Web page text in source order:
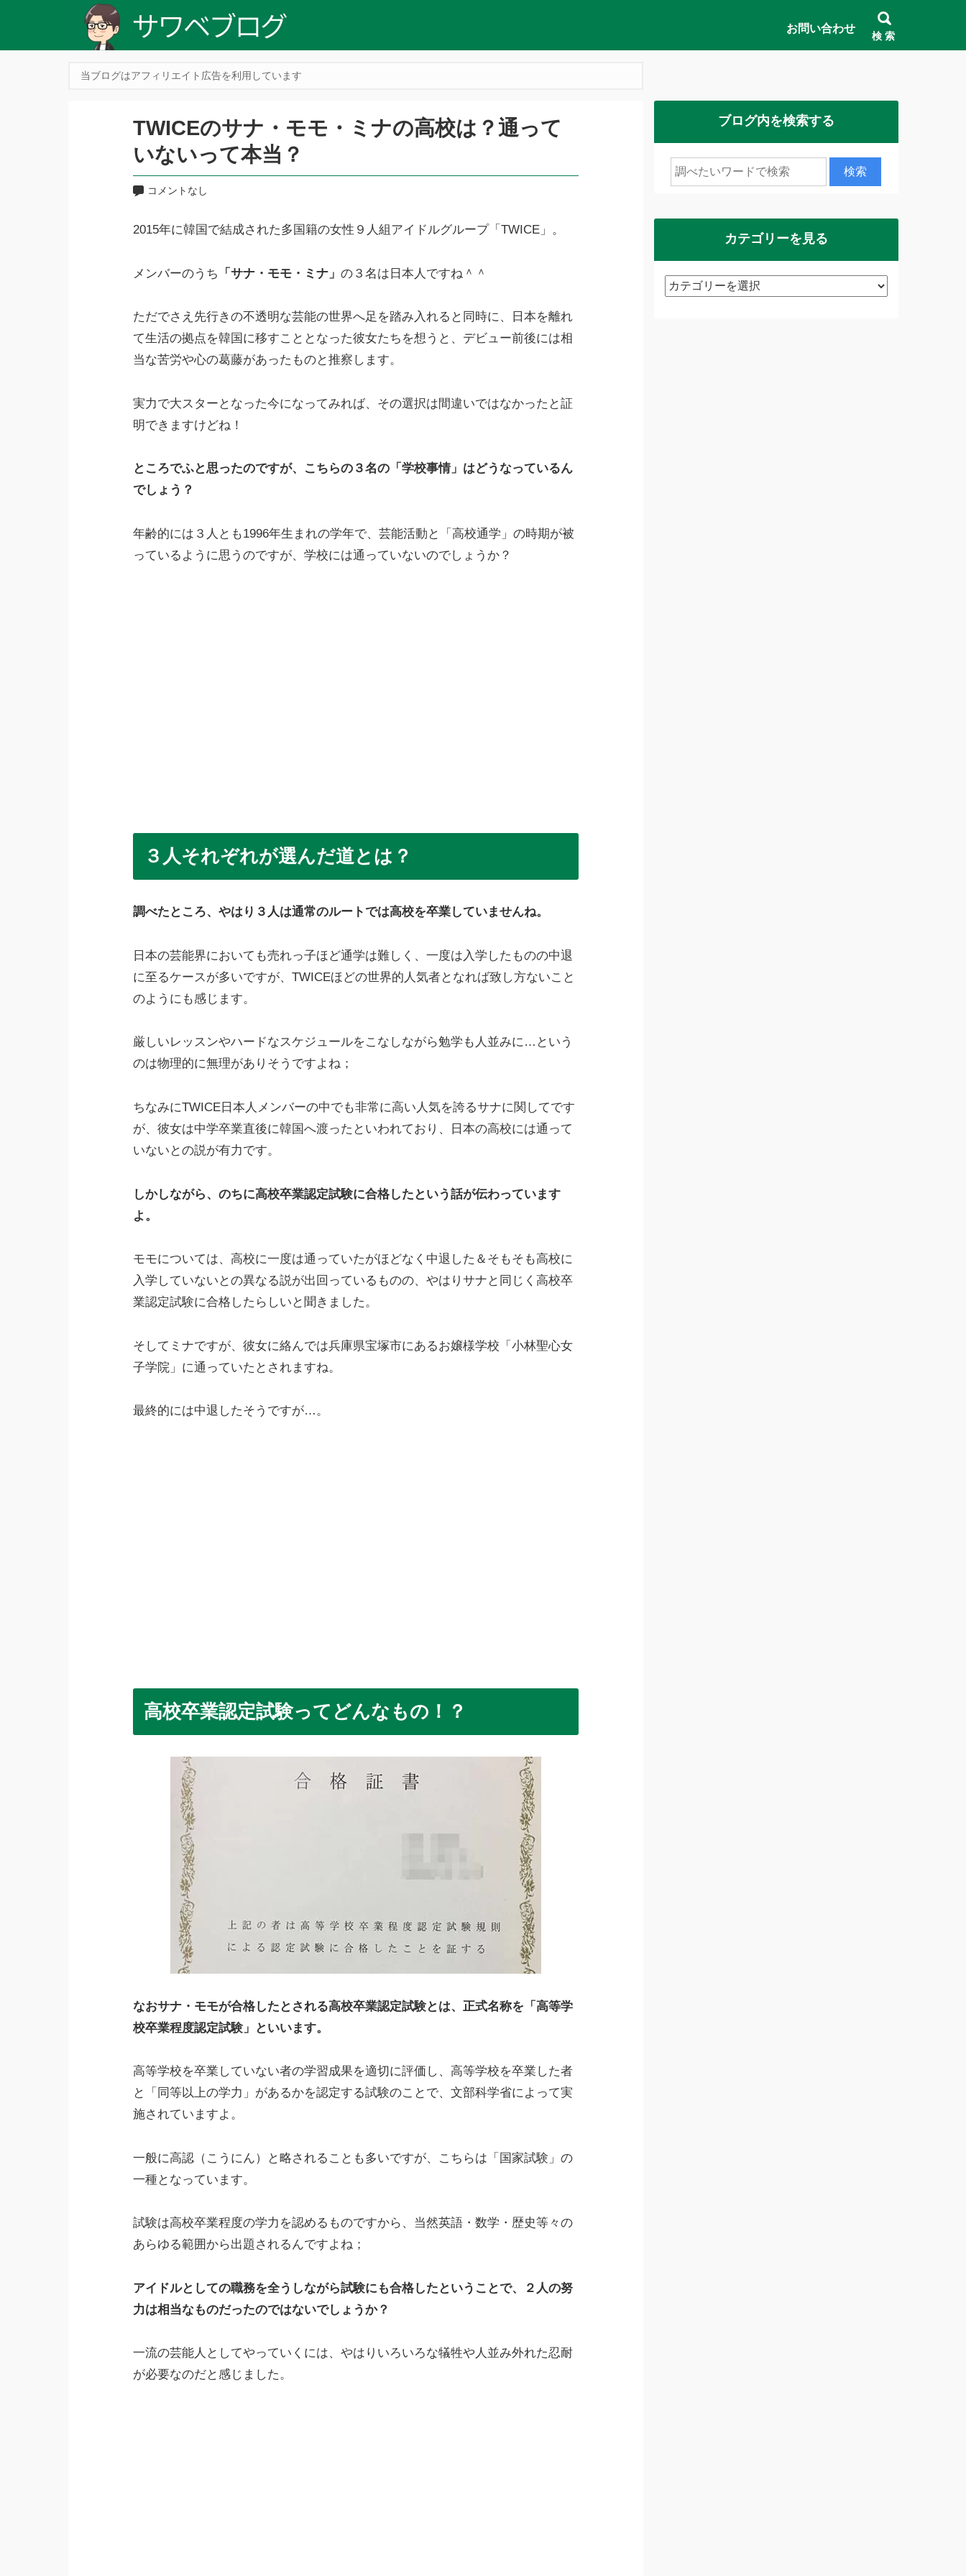
お問い合わせ
検 索
当ブログはアフィリエイト広告を利用しています
TWICEのサナ・モモ・ミナの高校は？通って
いないって本当？
コメントなし
2015年に韓国で結成された多国籍の女性９人組アイドルグループ「TWICE」。
メンバーのうち 「サナ・モモ・ミナ」 の３名は日本人ですね＾＾
ただでさえ先行きの不透明な芸能の世界へ足を踏み入れると同時に、日本を離れ
て生活の拠点を韓国に移すこととなった彼女たちを想うと、デビュー前後には相
当な苦労や心の葛藤があったものと推察します。
実力で大スターとなった今になってみれば、その選択は間違いではなかったと証
明できますけどね！
ところでふと思ったのですが、こちらの３名の「学校事情」はどうなっているん
でしょう？
年齢的には３人とも1996年生まれの学年で、芸能活動と「高校通学」の時期が被
っているように思うのですが、学校には通っていないのでしょうか？
３人それぞれが選んだ道とは？
調べたところ、やはり３人は通常のルートでは高校を卒業していませんね。
日本の芸能界においても売れっ子ほど通学は難しく、一度は入学したものの中退
に至るケースが多いですが、TWICEほどの世界的人気者となれば致し方ないこと
のようにも感じます。
厳しいレッスンやハードなスケジュールをこなしながら勉学も人並みに…という
のは物理的に無理がありそうですよね；
ちなみにTWICE日本人メンバーの中でも非常に高い人気を誇るサナに関してです
が、彼女は中学卒業直後に韓国へ渡ったといわれており、日本の高校には通って
いないとの説が有力です。
しかしながら、のちに高校卒業認定試験に合格したという話が伝わっています
よ。
モモについては、高校に一度は通っていたがほどなく中退した＆そもそも高校に
入学していないとの異なる説が出回っているものの、やはりサナと同じく高校卒
業認定試験に合格したらしいと聞きました。
そしてミナですが、彼女に絡んでは兵庫県宝塚市にあるお嬢様学校「小林聖心女
子学院」に通っていたとされますね。
最終的には中退したそうですが…。
高校卒業認定試験ってどんなもの！？
なおサナ・モモが合格したとされる高校卒業認定試験とは、正式名称を「高等学
校卒業程度認定試験」といいます。
高等学校を卒業していない者の学習成果を適切に評価し、高等学校を卒業した者
と「同等以上の学力」があるかを認定する試験のことで、文部科学省によって実
施されていますよ。
一般に高認（こうにん）と略されることも多いですが、こちらは「国家試験」の
一種となっています。
試験は高校卒業程度の学力を認めるものですから、当然英語・数学・歴史等々の
あらゆる範囲から出題されるんですよね；
アイドルとしての職務を全うしながら試験にも合格したということで、２人の努
力は相当なものだったのではないでしょうか？
一流の芸能人としてやっていくには、やはりいろいろな犠牲や人並み外れた忍耐
が必要なのだと感じました。
ブログ内を検索する
カテゴリーを見る
カ